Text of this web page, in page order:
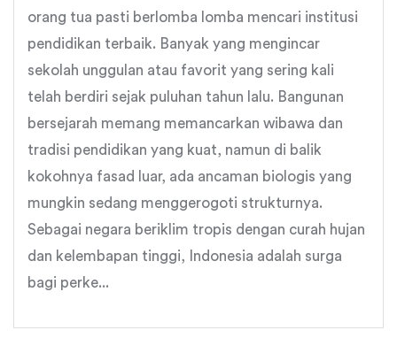
orang tua pasti berlomba lomba mencari institusi
pendidikan terbaik. Banyak yang mengincar
sekolah unggulan atau favorit yang sering kali
telah berdiri sejak puluhan tahun lalu. Bangunan
bersejarah memang memancarkan wibawa dan
tradisi pendidikan yang kuat, namun di balik
kokohnya fasad luar, ada ancaman biologis yang
mungkin sedang menggerogoti strukturnya.
Sebagai negara beriklim tropis dengan curah hujan
dan kelembapan tinggi, Indonesia adalah surga
bagi perke...